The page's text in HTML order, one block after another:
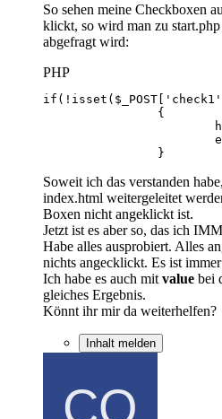
So sehen meine Checkboxen
klickt, so wird man zu
abgefragt wird:
PHP
		}
Soweit ich das verstanden
index.html weitergeleitet
Boxen nicht angeklickt ist.
Jetzt ist es aber so, das ich
Habe alles ausprobiert. Alles
nichts angecklickt. Es ist
Ich habe es auch mit value bei
gleiches Ergebnis.
Könnt ihr mir da weiterhelfen?
Inhalt melden